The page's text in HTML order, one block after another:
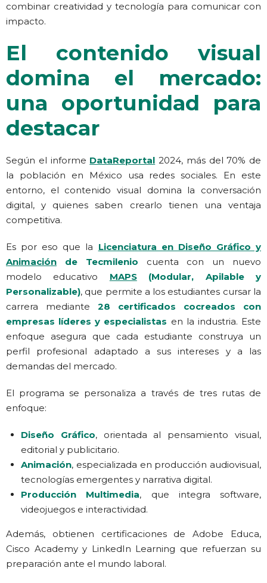
combinar creatividad y tecnología para comunicar con
impacto.
El contenido visual
domina el mercado:
una oportunidad para
destacar
Según el informe DataReportal 2024, más del 70% de
la población en México usa redes sociales. En este
entorno, el contenido visual domina la conversación
digital, y quienes saben crearlo tienen una ventaja
competitiva.
Es por eso que la Licenciatura en Diseño Gráfico y
Animación
de Tecmilenio cuenta con un nuevo
modelo educativo MAPS
(Modular, Apilable y
Personalizable), que permite a los estudiantes cursar la
carrera mediante 28 certificados cocreados con
empresas líderes y especialistas en la industria. Este
enfoque asegura que cada estudiante construya un
perfil profesional adaptado a sus intereses y a las
demandas del mercado.
El programa se personaliza a través de tres rutas de
enfoque:
Diseño Gráfico, orientada al pensamiento visual,
editorial y publicitario.
Animación, especializada en producción audiovisual,
tecnologías emergentes y narrativa digital.
Producción Multimedia, que integra software,
videojuegos e interactividad.
Además, obtienen certificaciones de Adobe Educa,
Cisco Academy y LinkedIn Learning que refuerzan su
preparación ante el mundo laboral.